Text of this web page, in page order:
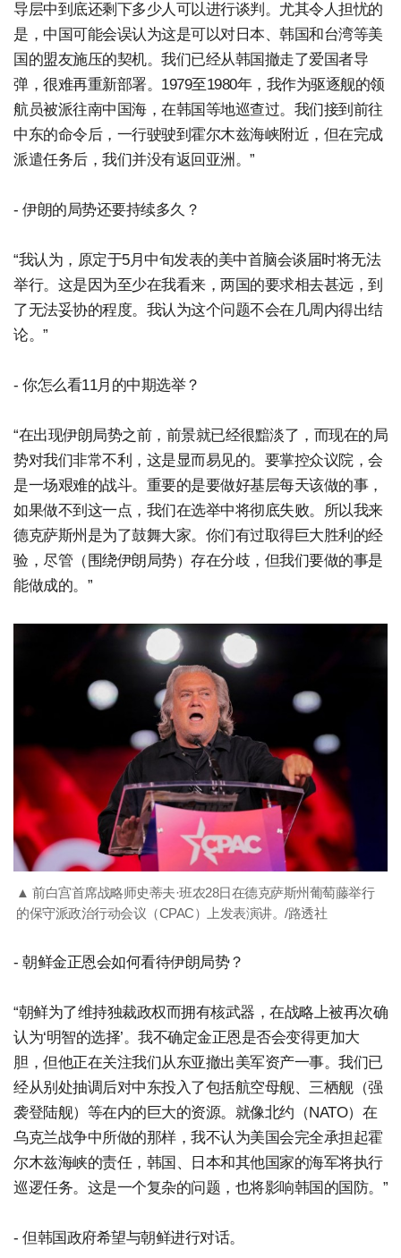
导层中到底还剩下多少人可以进行谈判。尤其令人担忧的
是，中国可能会误认为这是可以对日本、韩国和台湾等美
国的盟友施压的契机。我们已经从韩国撤走了爱国者导
弹，很难再重新部署。1979至1980年，我作为驱逐舰的领
航员被派往南中国海，在韩国等地巡查过。我们接到前往
中东的命令后，一行驶驶到霍尔木兹海峡附近，但在完成
派遣任务后，我们并没有返回亚洲。”
- 伊朗的局势还要持续多久？
“我认为，原定于5月中旬发表的美中首脑会谈届时将无法
举行。这是因为至少在我看来，两国的要求相去甚远，到
了无法妥协的程度。我认为这个问题不会在几周内得出结
论。”
- 你怎么看11月的中期选举？
“在出现伊朗局势之前，前景就已经很黯淡了，而现在的局
势对我们非常不利，这是显而易见的。要掌控众议院，会
是一场艰难的战斗。重要的是要做好基层每天该做的事，
如果做不到这一点，我们在选举中将彻底失败。所以我来
德克萨斯州是为了鼓舞大家。你们有过取得巨大胜利的经
验，尽管（围绕伊朗局势）存在分歧，但我们要做的事是
能做成的。”
▲ 前白宫首席战略师史蒂夫·班农28日在德克萨斯州葡萄藤举行
的保守派政治行动会议（CPAC）上发表演讲。/路透社
- 朝鲜金正恩会如何看待伊朗局势？
“朝鲜为了维持独裁政权而拥有核武器，在战略上被再次确
认为‘明智的选择’。我不确定金正恩是否会变得更加大
胆，但他正在关注我们从东亚撤出美军资产一事。我们已
经从别处抽调后对中东投入了包括航空母舰、三栖舰（强
袭登陆舰）等在内的巨大的资源。就像北约（NATO）在
乌克兰战争中所做的那样，我不认为美国会完全承担起霍
尔木兹海峡的责任，韩国、日本和其他国家的海军将执行
巡逻任务。这是一个复杂的问题，也将影响韩国的国防。”
- 但韩国政府希望与朝鲜进行对话。